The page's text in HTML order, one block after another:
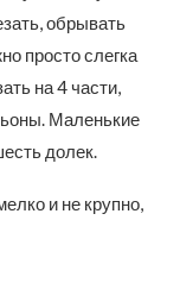
обрывать
просто слегка
на 4 части,
Маленькие
долек.
и не крупно,